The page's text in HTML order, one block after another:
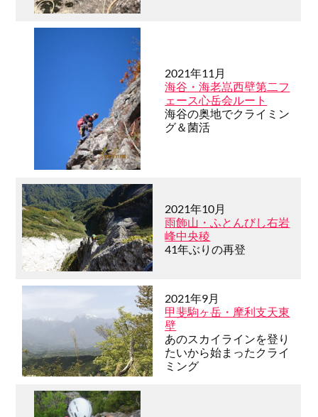
2021年11月
海谷・海老嵓西壁第二フ
ェース心岳会ルート
海谷の奥地でクライミン
グ＆菌活
2021年10月
雨飾山・ふとんびし右岩
峰中央稜
41年ぶりの再登
2021年9月
甲斐駒ヶ岳・摩利支天東
壁
あのスカイラインを登り
たいから始まったクライ
ミング